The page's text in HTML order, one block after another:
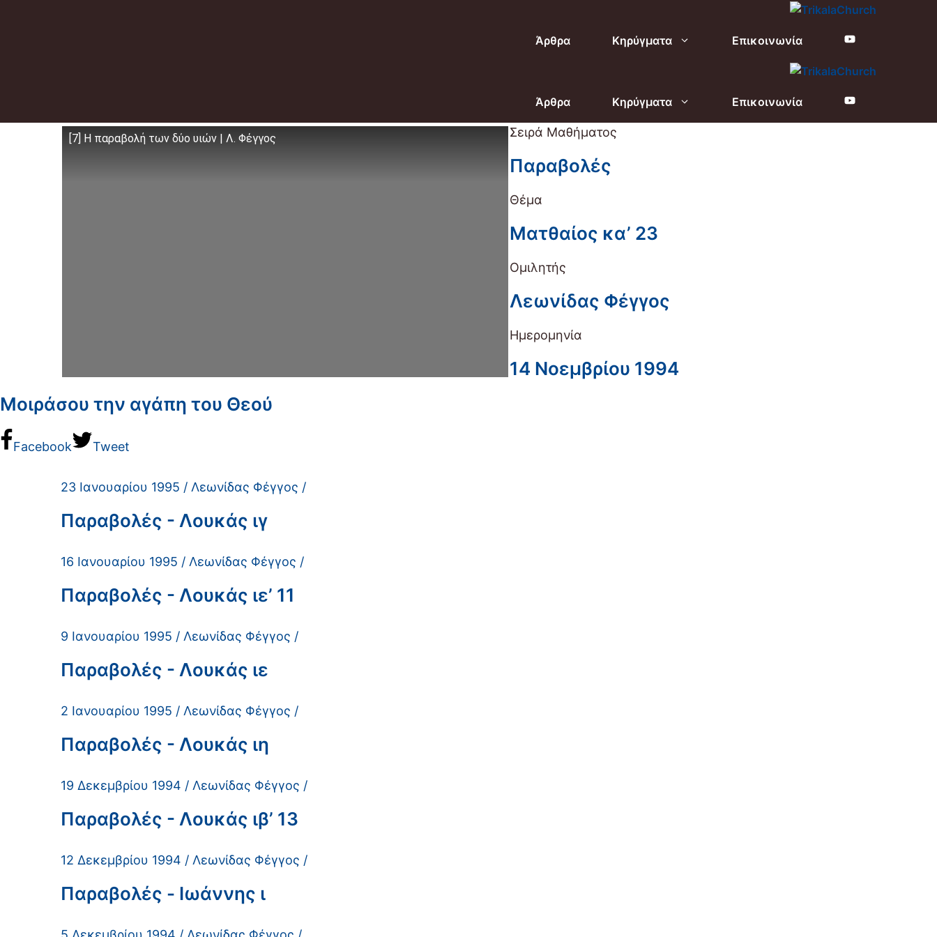
Άρθρα Κηρύγματα Επικοινωνία
Άρθρα Κηρύγματα Επικοινωνία
[7] Η παραβολή των δύο υιών | Λ. Φέγγος Σειρά Μαθήματος
Παραβολές
Θέμα
Ματθαίος κα’ 23
Ομιλητής
Λεωνίδας Φέγγος
Ημερομηνία
14 Νοεμβρίου 1994
Μοιράσου την αγάπη του Θεού
Facebook Tweet
23 Ιανουαρίου 1995 / Λεωνίδας Φέγγος /
Παραβολές - Λουκάς ιγ
16 Ιανουαρίου 1995 / Λεωνίδας Φέγγος /
Παραβολές - Λουκάς ιε’ 11
9 Ιανουαρίου 1995 / Λεωνίδας Φέγγος /
Παραβολές - Λουκάς ιε
2 Ιανουαρίου 1995 / Λεωνίδας Φέγγος /
Παραβολές - Λουκάς ιη
19 Δεκεμβρίου 1994 / Λεωνίδας Φέγγος /
Παραβολές - Λουκάς ιβ’ 13
12 Δεκεμβρίου 1994 / Λεωνίδας Φέγγος /
Παραβολές - Ιωάννης ι